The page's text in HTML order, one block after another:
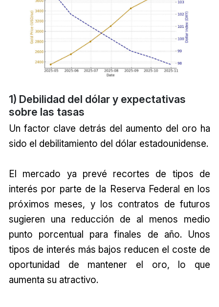
1) Debilidad del dólar y expectativas
sobre las tasas
Un factor clave detrás del aumento del oro ha
sido el debilitamiento del dólar estadounidense.
El mercado ya prevé recortes de tipos de
interés por parte de la Reserva Federal en los
próximos meses, y los contratos de futuros
sugieren una reducción de al menos medio
punto porcentual para finales de año. Unos
tipos de interés más bajos reducen el coste de
oportunidad de mantener el oro, lo que
aumenta su atractivo.